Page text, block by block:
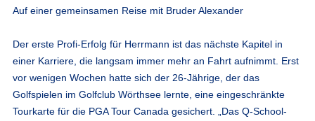
Auf einer gemeinsamen Reise mit Bruder Alexander
Der erste Profi-Erfolg für Herrmann ist das nächste Kapitel in
einer Karriere, die langsam immer mehr an Fahrt aufnimmt. Erst
vor wenigen Wochen hatte sich der 26-Jährige, der das
Golfspielen im Golfclub Wörthsee lernte, eine eingeschränkte
Tourkarte für die PGA Tour Canada gesichert. „Das Q-School-